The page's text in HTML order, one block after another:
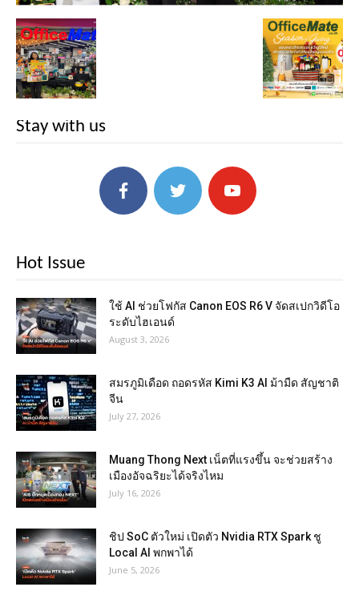
Stay with us
Hot Issue
ใช้ AI ช่วยโฟกัส Canon EOS R6 V จัดสเปกวิดีโอ
ระดับไฮเอนด์
August 3, 2026
สมรภูมิเดือด ถอดรหัส Kimi K3 AI ม้ามืด สัญชาติ
จีน
July 27, 2026
Muang Thong Next เน็ตที่แรงขึ้น จะช่วยสร้าง
เมืองอัจฉริยะได้จริงไหม
July 16, 2026
ชิป SoC ตัวใหม่ เปิดตัว Nvidia RTX Spark ชู
Local AI พกพาได้
June 5, 2026